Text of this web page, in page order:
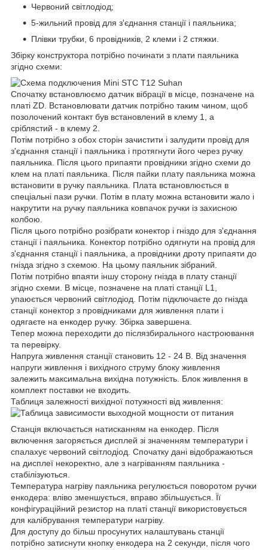
Червоний світлодіод;
5-жильний провід для з'єднання станції і паяльника;
Плівки трубки, 6 провідників, 2 клеми і 2 стяжки.
Збірку конструктора потрібно починати з плати паяльника
згідно схеми:
Спочатку встановлюємо датчик вібрації в місце, позначене на
платі ZD. Встановлювати датчик потрібно таким чином, щоб
позолочений контакт був встановлений в клему 1, а
сріблястий - в клему 2.
Потім потрібно з обох сторін зачистити і залудити провід для
з'єднання станції і паяльника і протягнути його через ручку
паяльника. Після цього припаяти провідники згідно схеми до
клем на платі паяльника. Після пайки плату паяльника можна
встановити в ручку паяльника. Плата встановлюється в
спеціальні пази ручки. Потім в плату можна встановити жало і
накрутити на ручку паяльника ковпачок ручки із захисною
колбою.
Після цього потрібно розібрати конектор і гніздо для з'єднання
станції і паяльника. Конектор потрібно одягнути на провід для
з'єднання станції і паяльника, а провідники дроту припаяти до
гнізда згідно з схемою. На цьому паяльник зібраний.
Потім потрібно впаяти іншу сторону гнізда в плату станції
згідно схеми. В місце, позначене на платі станції L1,
упаюється червоний світлодіод. Потім підключаєте до гнізда
станції конектор з провідниками для живлення плати і
одягаєте на енкодер ручку. Збірка завершена.
Тепер можна переходити до післязбирального настроювання
та перевірку.
Напруга живлення станції становить 12 - 24 В. Від значення
напруги живлення і вихідного струму блоку живлення
залежить максимальна вихідна потужність. Блок живлення в
комплект поставки не входить.
Таблиця залежності вихідної потужності від живлення:
Станція включається натисканням на енкодер. Після
включення загоряється дисплей зі значенням температури і
спалахує червоний світлодіод. Спочатку дані відображаються
на дисплеї некоректно, але з нагріванням паяльника -
стабілізуються.
Температура нагріву паяльника регулюється поворотом ручки
енкодера: вліво зменшується, вправо збільшується. Її
конфігураційний резистор на платі станції використовується
для калібрування температури нагріву.
Для доступу до більш просунутих налаштувань станції
потрібно затиснути кнопку енкодера на 2 секунди, після чого